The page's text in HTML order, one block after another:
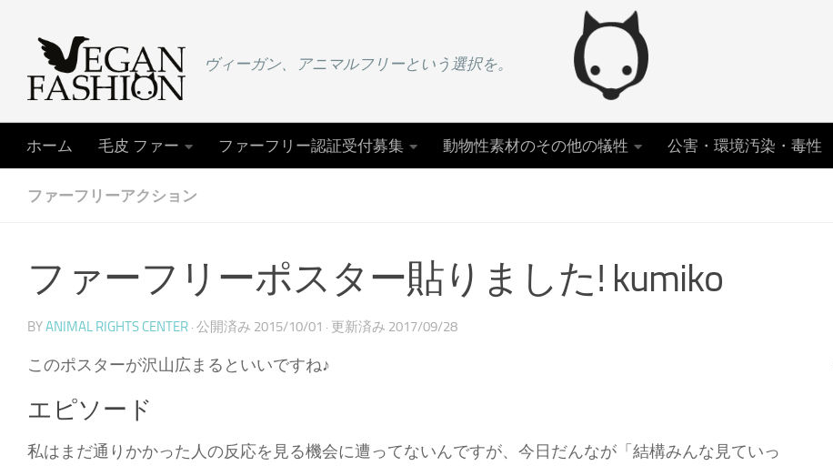
ヴィーガン、アニマルフリーという選択を。
ホーム 毛皮 ファー ファーフリー認証受付募集 動物性素材のその他の犠牲 公害・環境汚染・毒性
ファーフリーアクション
ファーフリーポスター貼りました! kumiko
BYANIMAL RIGHTS CENTER · 公開済み 2015/10/01 · 更新済み 2017/09/28
このポスターが沢山広まるといいですね♪
エピソード
私はまだ通りかかった人の反応を見る機会に遭ってないんですが、今日だんなが「結構みんな見ていっ